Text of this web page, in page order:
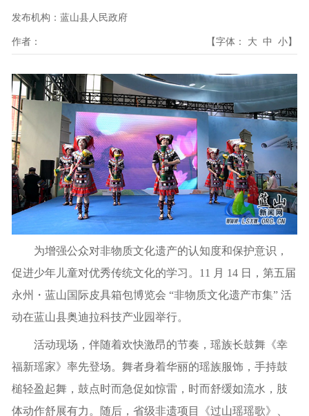
发布机构： 蓝山县人民政府
作者： 【字体： 大 中 小】
为增强公众对非物质文化遗产的认知度和保护意识，
促进少年儿童对优秀传统文化的学习。11 月 14 日，第五届
永州・蓝山国际皮具箱包博览会 “非物质文化遗产市集” 活
动在蓝山县奥迪拉科技产业园举行。
活动现场，伴随着欢快激昂的节奏，瑶族长鼓舞《幸
福新瑶家》率先登场。舞者身着华丽的瑶族服饰，手持鼓
槌轻盈起舞，鼓点时而急促如惊雷，时而舒缓如流水，肢
体动作舒展有力。随后，省级非遗项目《过山瑶瑶歌》、